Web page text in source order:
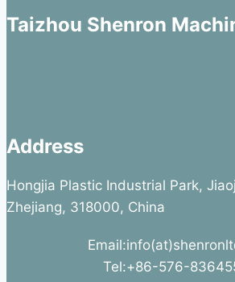
Taizhou Shenron
Address
Hongjia Plastic Industrial Park,
Zhejiang, 318000, China
Tel:+86-576-